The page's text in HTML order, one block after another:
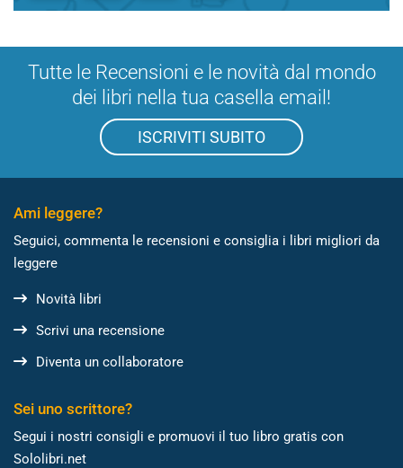
Tutte le Recensioni e le novità dal mondo
dei libri nella tua casella email!
ISCRIVITI SUBITO
Ami leggere?
Seguici, commenta le recensioni e consiglia i libri migliori da
leggere
Novità libri
Scrivi una recensione
Diventa un collaboratore
Sei uno scrittore?
Segui i nostri consigli e promuovi il tuo libro gratis con
Sololibri.net